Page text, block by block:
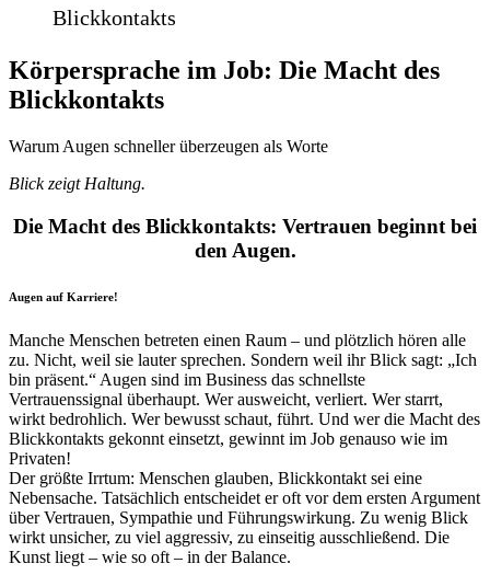
Blickkontakts
Körpersprache im Job: Die Macht des
Blickkontakts
Warum Augen schneller überzeugen als Worte
Blick zeigt Haltung.
Die Macht des Blickkontakts: Vertrauen beginnt bei
den Augen.
Augen auf Karriere!
Manche Menschen betreten einen Raum – und plötzlich hören alle
zu. Nicht, weil sie lauter sprechen. Sondern weil ihr Blick sagt: „Ich
bin präsent.“ Augen sind im Business das schnellste
Vertrauenssignal überhaupt. Wer ausweicht, verliert. Wer starrt,
wirkt bedrohlich. Wer bewusst schaut, führt. Und wer die Macht des
Blickkontakts gekonnt einsetzt, gewinnt im Job genauso wie im
Privaten!
Der größte Irrtum: Menschen glauben, Blickkontakt sei eine
Nebensache. Tatsächlich entscheidet er oft vor dem ersten Argument
über Vertrauen, Sympathie und Führungswirkung. Zu wenig Blick
wirkt unsicher, zu viel aggressiv, zu einseitig ausschließend. Die
Kunst liegt – wie so oft – in der Balance.